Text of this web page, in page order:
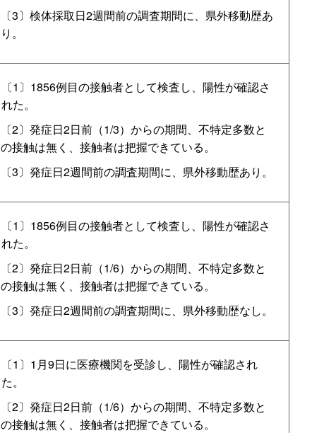
〔3〕検体採取日2週間前の調査期間に、県外移動歴あ
り。
〔1〕1856例目の接触者として検査し、陽性が確認さ
れた。
〔2〕発症日2日前（1/3）からの期間、不特定多数と
の接触は無く、接触者は把握できている。
〔3〕発症日2週間前の調査期間に、県外移動歴あり。
〔1〕1856例目の接触者として検査し、陽性が確認さ
れた。
〔2〕発症日2日前（1/6）からの期間、不特定多数と
の接触は無く、接触者は把握できている。
〔3〕発症日2週間前の調査期間に、県外移動歴なし。
〔1〕1月9日に医療機関を受診し、陽性が確認され
た。
〔2〕発症日2日前（1/6）からの期間、不特定多数と
の接触は無く、接触者は把握できている。